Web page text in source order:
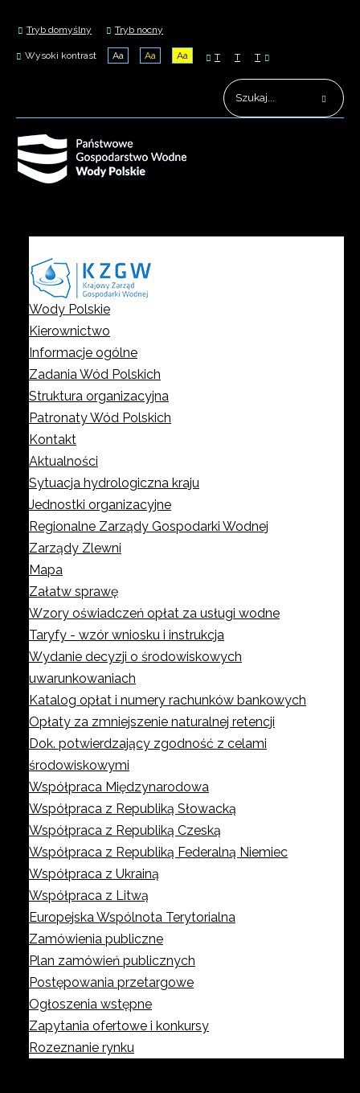
Tryb domyślny Tryb nocny
Wysoki kontrast Aa Aa Aa T T T
Wody Polskie
Kierownictwo
Informacje ogólne
Zadania Wód Polskich
Struktura organizacyjna
Patronaty Wód Polskich
Kontakt
Aktualności
Sytuacja hydrologiczna kraju
Jednostki organizacyjne
Regionalne Zarządy Gospodarki Wodnej
Zarządy Zlewni
Mapa
Załatw sprawę
Wzory oświadczeń opłat za usługi wodne
Taryfy - wzór wniosku i instrukcja
Wydanie decyzji o środowiskowych
uwarunkowaniach
Katalog opłat i numery rachunków bankowych
Opłaty za zmniejszenie naturalnej retencji
Dok. potwierdzający zgodność z celami
środowiskowymi
Współpraca Międzynarodowa
Współpraca z Republiką Słowacką
Współpraca z Republiką Czeską
Współpraca z Republiką Federalną Niemiec
Współpraca z Ukrainą
Współpraca z Litwą
Europejska Wspólnota Terytorialna
Zamówienia publiczne
Plan zamówień publicznych
Postępowania przetargowe
Ogłoszenia wstępne
Zapytania ofertowe i konkursy
Rozeznanie rynku